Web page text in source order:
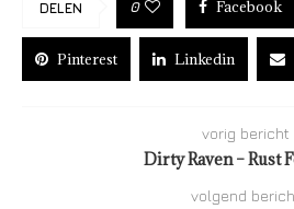
DELEN 0 Facebook
Pinterest Linkedin
vorig bericht
Dirty Raven – Rust
volgend